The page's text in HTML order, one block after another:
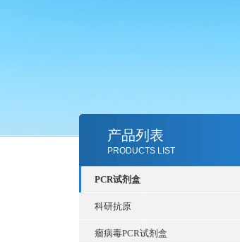
产品列表
PRODUCTS LIST
PCR试剂盒
科研抗原
瘤病毒PCR试剂盒